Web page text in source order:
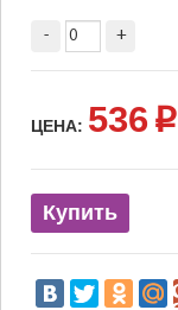
- +
ЦЕНА: 536 p
Купить